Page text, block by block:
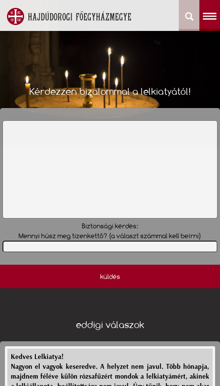
Kérdezzen bizalommal a lelkiatyától!
Biztonsági kérdés:
Mennyi húsz meg tizenkettő? (a választ számmal kell beírni)
küldés
eddigi válaszok
Kedves Lelkiatya!
Nagyon el vagyok keseredve. A helyzet nem javul. Több hónapja,
majdnem féléve külön rózsafűzért mondok a lelkiatyámért, akinek